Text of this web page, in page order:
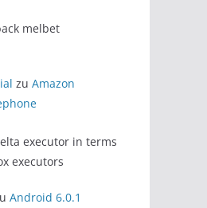
melbet
zu Amazon
executor in terms
executors
Android 6.0.1